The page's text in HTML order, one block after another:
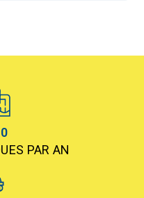
PAR AN